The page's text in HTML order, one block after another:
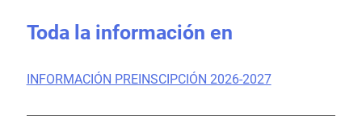
Toda la información en
INFORMACIÓN PREINSCIPCIÓN 2026-2027